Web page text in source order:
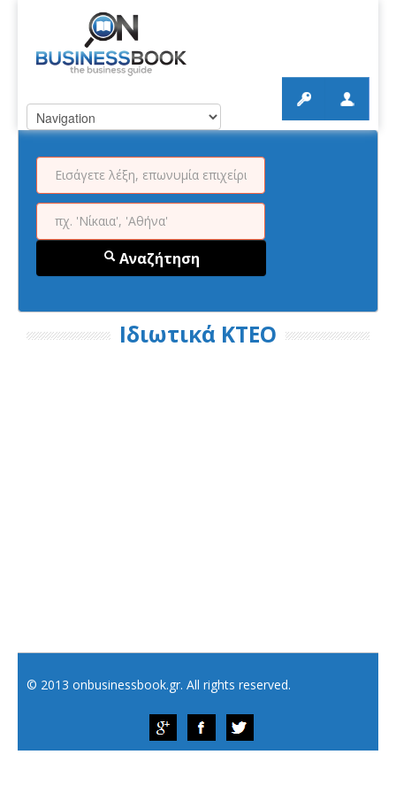
Αναζήτηση
Ιδιωτικά ΚΤΕΟ
© 2013 onbusinessbook.gr. All rights reserved.